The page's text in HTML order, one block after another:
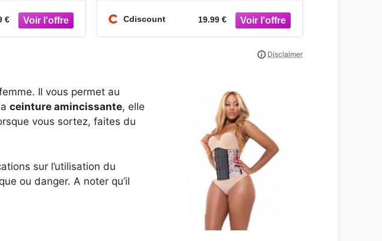
€ Cdiscount 19.99 €
Il vous permet au
ceinture amincissante, elle
vous sortez, faites du
sur l’utilisation du
ou danger. A noter qu’il